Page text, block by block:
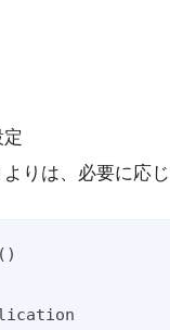
りは、必要に応